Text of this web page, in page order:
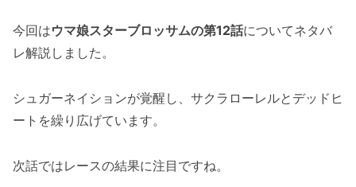
今回はウマ娘スターブロッサムの第12話についてネタバ
レ解説しました。
シュガーネイションが覚醒し、サクラローレルとデッドヒ
ートを繰り広げています。
次話ではレースの結果に注目ですね。